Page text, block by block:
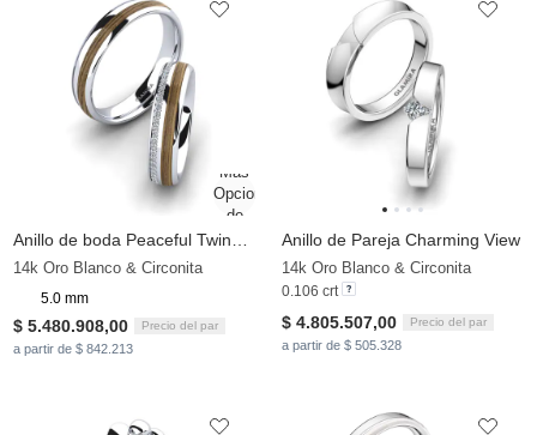
14k Oro Blanco & Circonita
5.0 mm
$ 5.480.908,00 Precio del par
a partir de $ 842.213
Anillo de Pareja Charming View
14k Oro Blanco & Circonita
0.106 crt
$ 4.805.507,00 Precio del par
a partir de $ 505.328